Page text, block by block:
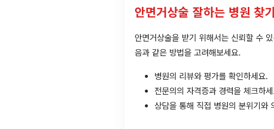
안면거상술 잘하는 병원 찾기
안면거상술을 받기 위해서는 신뢰할 수
음과 같은 방법을 고려해보세요.
병원의 리뷰와 평가를 확인하세요.
전문의의 자격증과 경력을 체크하
상담을 통해 직접 병원의 분위기와